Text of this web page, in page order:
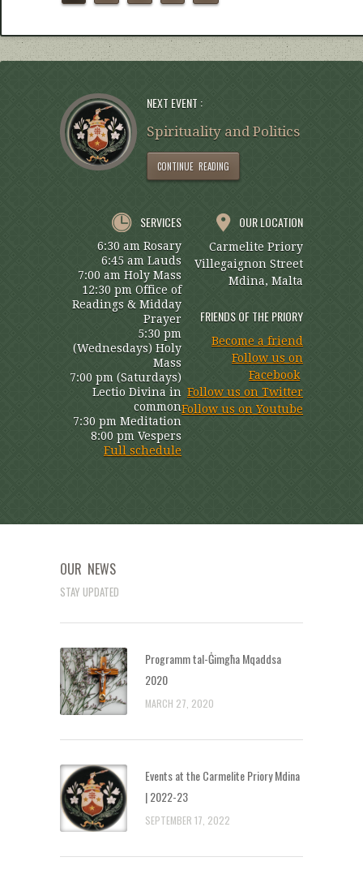
NEXT EVENT :
Spirituality and Politics
CONTINUE READING
SERVICES
6:30 am Rosary
6:45 am Lauds
7:00 am Holy Mass
12:30 pm Office of
Readings & Midday
Prayer
5:30 pm
(Wednesdays) Holy
Mass
7:00 pm (Saturdays)
Lectio Divina in
common
7:30 pm Meditation
8:00 pm Vespers
Full schedule
OUR LOCATION
Carmelite Priory
Villegaignon Street
Mdina, Malta
FRIENDS OF THE PRIORY
Become a friend
Follow us on
Facebook
Follow us on Twitter
Follow us on Youtube
OUR NEWS
STAY UPDATED
Programm tal-Ġimgħa Mqaddsa
2020
MARCH 27, 2020
Events at the Carmelite Priory Mdina
| 2022-23
SEPTEMBER 17, 2022